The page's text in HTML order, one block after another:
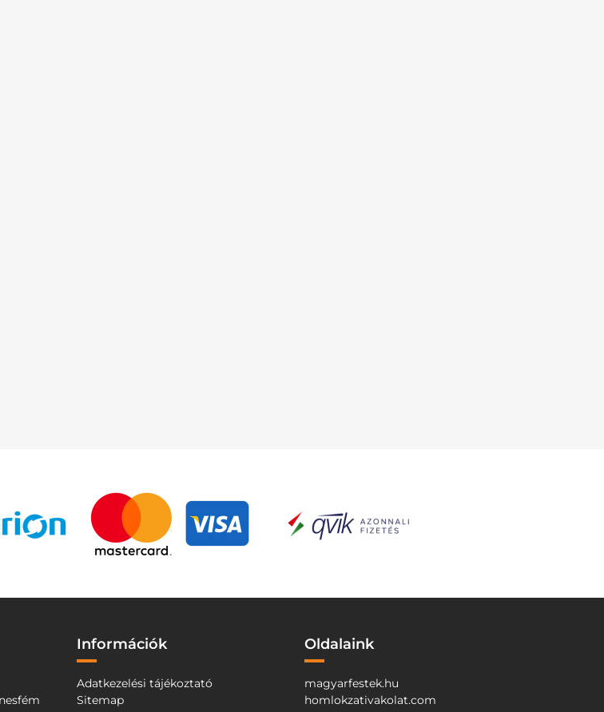
Információk
Adatkezelési tájékoztató
Sitemap
Oldalaink
magyarfestek.hu
homlokzativakolat.com